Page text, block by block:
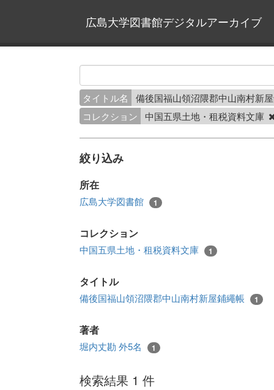
広島大学図書館デジタルアーカイブ
タイトル名
備後国福山領沼隈郡中山南村新
コレクション
中国五県土地・租税資料文庫
絞り込み
所在
広島大学図書館 1
コレクション
中国五県土地・租税資料文庫 1
タイトル
備後国福山領沼隈郡中山南村新屋鋪繩帳 1
著者
堀内丈勘 外5名 1
検索結果 1 件